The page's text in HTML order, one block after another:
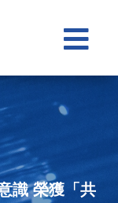

識 榮獲「共